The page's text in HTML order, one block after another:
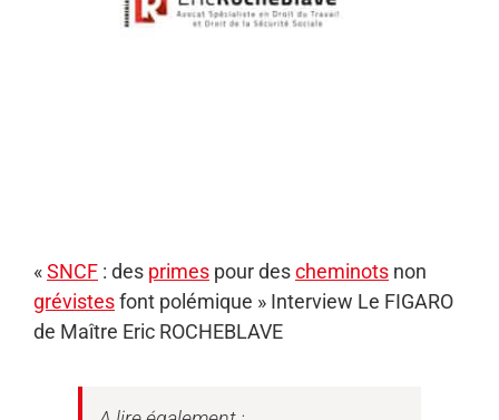
«SNCF : des primes pour descheminots non
grévistesfont polémique » Interview Le FIGARO
de Maître Eric ROCHEBLAVE